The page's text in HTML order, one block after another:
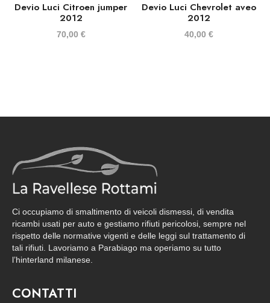
Devio Luci Citroen jumper
2012
70,00 €
Devio Luci Chevrolet aveo
2012
40,00€
Ci occupiamo di smaltimento di veicoli dismessi, di vendita
ricambi usati per auto e gestiamo rifiuti pericolosi, sempre nel
rispetto delle normative vigenti e delle leggi sul trattamento di
tali rifiuti. Lavoriamo a Parabiago ma operiamo su tutto
l’hinterland milanese.
CONTATTI